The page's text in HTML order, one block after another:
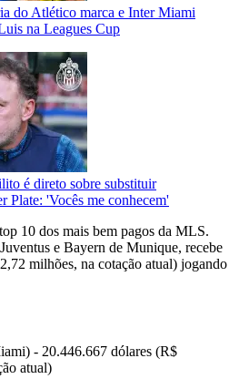
do Atlético marca e Inter Miami
na Leagues Cup
é direto sobre substituir
Plate: 'Vocês me conhecem'
10 dos mais bem pagos da MLS.
e Bayern de Munique, recebe
milhões, na cotação atual) jogando
- 20.446.667 dólares (R$
atual)